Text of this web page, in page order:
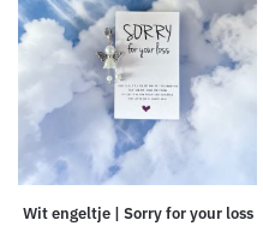
Wit engeltje | Sorry for your loss